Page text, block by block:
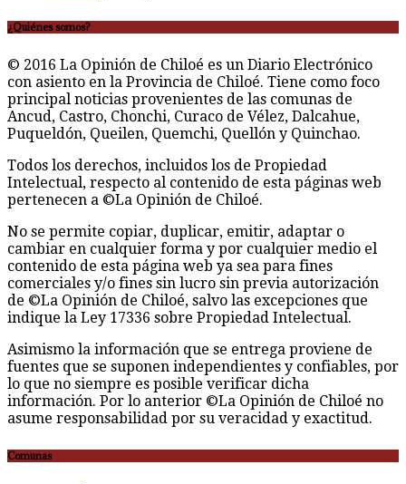
¿Quiénes somos?
© 2016 La Opinión de Chiloé es un Diario Electrónico
con asiento en la Provincia de Chiloé. Tiene como foco
principal noticias provenientes de las comunas de
Ancud, Castro, Chonchi, Curaco de Vélez, Dalcahue,
Puqueldón, Queilen, Quemchi, Quellón y Quinchao.
Todos los derechos, incluidos los de Propiedad
Intelectual, respecto al contenido de esta páginas web
pertenecen a ©La Opinión de Chiloé.
No se permite copiar, duplicar, emitir, adaptar o
cambiar en cualquier forma y por cualquier medio el
contenido de esta página web ya sea para fines
comerciales y/o fines sin lucro sin previa autorización
de ©La Opinión de Chiloé, salvo las excepciones que
indique la Ley 17336 sobre Propiedad Intelectual.
Asimismo la información que se entrega proviene de
fuentes que se suponen independientes y confiables, por
lo que no siempre es posible verificar dicha
información. Por lo anterior ©La Opinión de Chiloé no
asume responsabilidad por su veracidad y exactitud.
Comunas